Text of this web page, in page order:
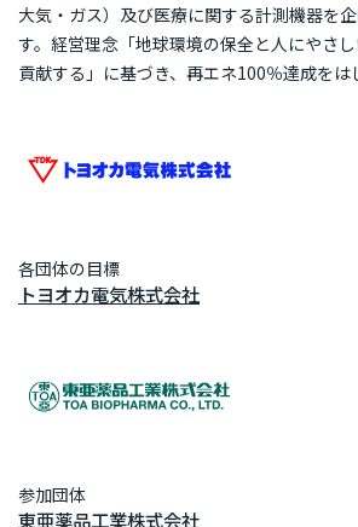
大気・ガス）及び医療に関する計測機器を
す。経営理念「地球環境の保全と人にやさ
貢献する」に基づき、再エネ100％達成を
各団体の目標
トヨオカ電気株式会社
参加団体
東亜薬品工業株式会社